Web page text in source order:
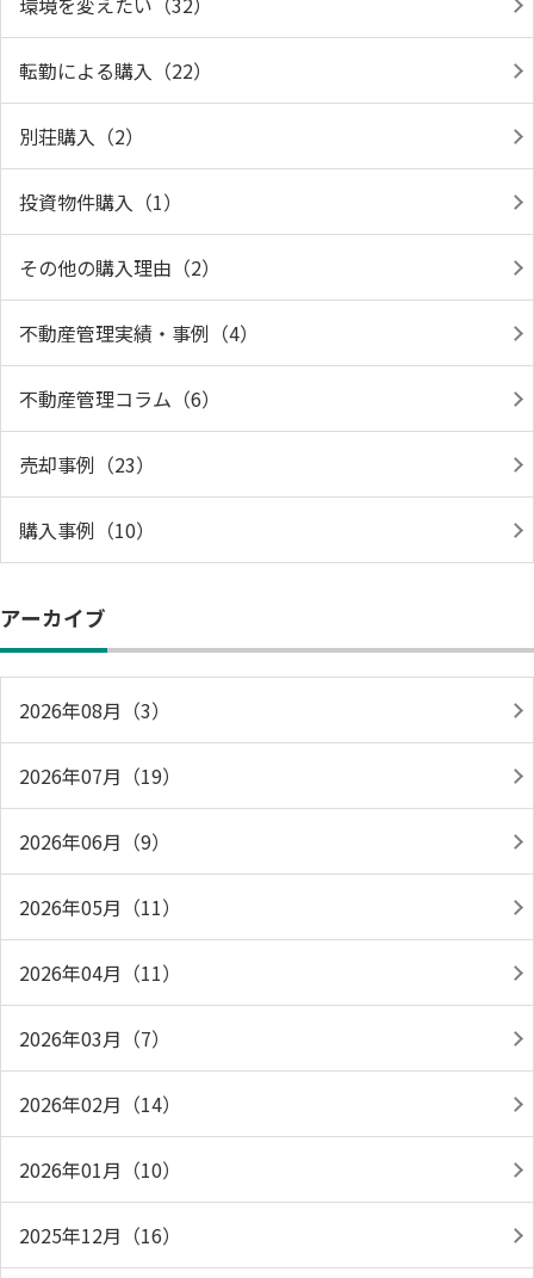
転勤による購入（22）
別荘購入（2）
投資物件購入（1）
その他の購入理由（2）
不動産管理実績・事例（4）
不動産管理コラム（6）
売却事例（23）
購入事例（10）
アーカイブ
2026年08月（3）
2026年07月（19）
2026年06月（9）
2026年05月（11）
2026年04月（11）
2026年03月（7）
2026年02月（14）
2026年01月（10）
2025年12月（16）